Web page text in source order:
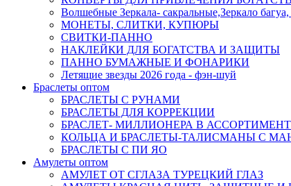
Волшебные Зеркала- сакральные,Зеркало
МОНЕТЫ, СЛИТКИ, КУПЮРЫ
СВИТКИ-ПАННО
НАКЛЕЙКИ ДЛЯ БОГАТСТВА И ЗАЩИТЫ
ПАННО БУМАЖНЫЕ И ФОНАРИКИ
Летящие звезды 2026 года - фэн-шуй
Браслеты оптом
БРАСЛЕТЫ С РУНАМИ
БРАСЛЕТЫ ДЛЯ КОРРЕКЦИИ
БРАСЛЕТ- МИЛЛИОНЕРА В
КОЛЬЦА И БРАСЛЕТЫ-ТАЛИСМАНЫ С
БРАСЛЕТЫ С ПИ ЯО
Амулеты оптом
АМУЛЕТ ОТ СГЛАЗА ТУРЕЦКИЙ ГЛАЗ